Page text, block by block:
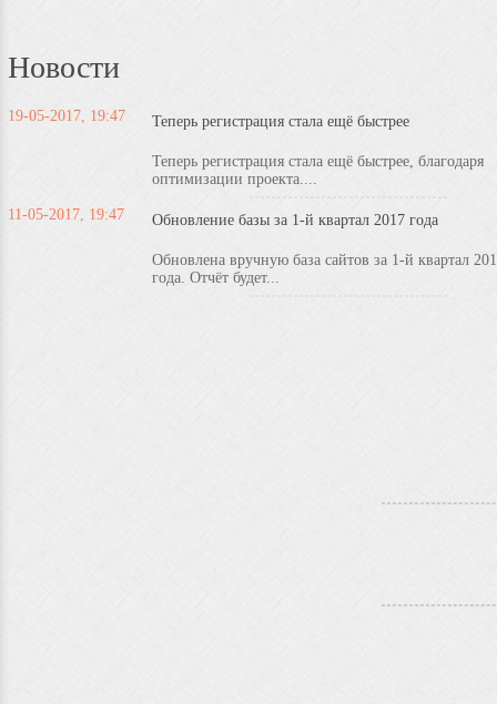
Новости
19-05-2017, 19:47 Теперь регистрация стала ещё быстрее
Теперь регистрация стала ещё быстрее, благодаря
оптимизации проекта....
11-05-2017, 19:47 Обновление базы за 1-й квартал 2017 года
Обновлена вручную база сайтов за 1-й квартал
года. Отчёт будет...